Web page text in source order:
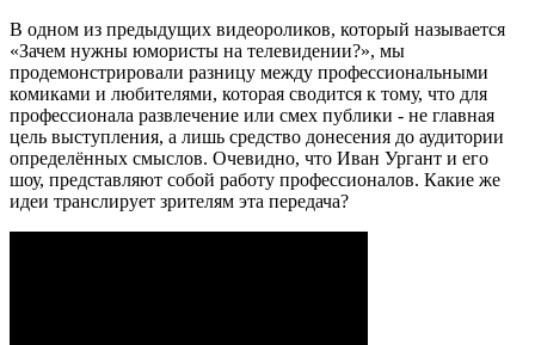
В одном из предыдущих видеороликов, который называется
«Зачем нужны юмористы на телевидении?», мы
продемонстрировали разницу между профессиональными
комиками и любителями, которая сводится к тому, что для
профессионала развлечение или смех публики - не главная
цель выступления, а лишь средство донесения до аудитории
определённых смыслов. Очевидно, что Иван Ургант и его
шоу, представляют собой работу профессионалов. Какие же
идеи транслирует зрителям эта передача?